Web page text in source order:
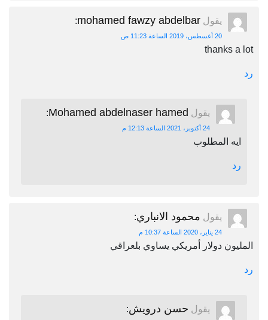
يقول mohamed fawzy abdelbar
:
20 أغسطس، 2019 الساعة 11:23 ص
thanks a lot
رد
يقول Mohamed abdelnaser hamed
:
24 أكتوبر، 2021 الساعة 12:13 م
ايه المطلوب
رد
يقول محمود الانباري:
24 يناير، 2020 الساعة 10:37 م
المليون دولار أمريكي يساوي بلعراقي
رد
يقول حسن درويش: